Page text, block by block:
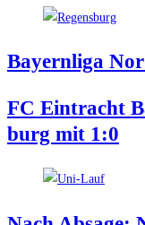
Bay­ern­li­ga
FC Ein­tracht
burg mit 1:0